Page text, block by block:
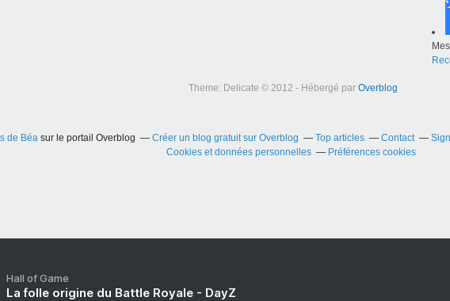
Theme: Delicate © 2012 - Hébergé par Overblog
de Béasur le portail Overblog Créer un blog gratuit sur Overblog Top articles Contact
Cookies et données personnelles
Préférences cookies
Hall of Game
La folle origine du Battle Royale - DayZ